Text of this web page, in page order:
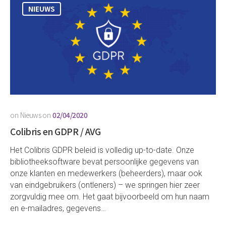
NIEUWS
on Nieuwson 02/04/2020
Colibris en GDPR / AVG
Het Colibris GDPR beleid is volledig up-to-date. Onze
bibliotheeksoftware bevat persoonlijke gegevens van
onze klanten en medewerkers (beheerders), maar ook
van eindgebruikers (ontleners) – we springen hier zeer
zorgvuldig mee om. Het gaat bijvoorbeeld om hun naam
en e-mailadres, gegevens…